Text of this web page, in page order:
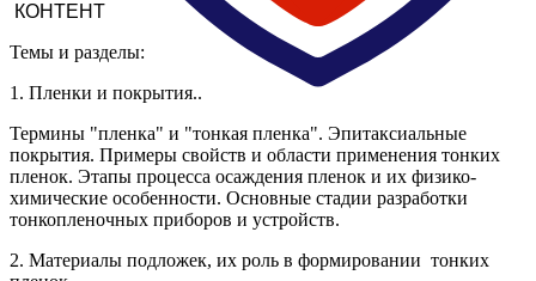
Темы и разделы:
1. Пленки и покрытия..
Термины "пленка" и "тонкая пленка". Эпитаксиальные
покрытия. Примеры свойств и области применения тонких
пленок. Этапы процесса осаждения пленок и их физико-
химические особенности. Основные стадии разработки
тонкопленочных приборов и устройств.
2. Материалы подложек, их роль в формировании тонких